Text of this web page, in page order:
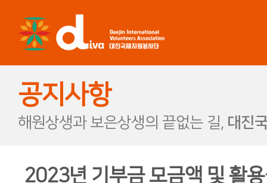
공지사항
해원상생과 보은상생의 끝없는 길, 대진
2023년 기부금 모금액 및 활